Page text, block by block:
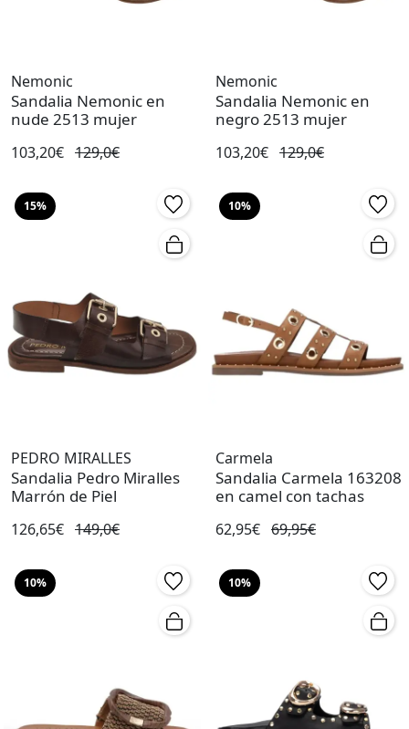
Nemonic
Sandalia Nemonic en
nude 2513 mujer
103,20€ 129,0€
Nemonic
Sandalia Nemonic en
negro 2513 mujer
103,20€ 129,0€
15%
PEDRO MIRALLES
Sandalia Pedro Miralles
Marrón de Piel
126,65€ 149,0€
10%
Carmela
Sandalia Carmela 163208
en camel con tachas
62,95€ 69,95€
10% 10%